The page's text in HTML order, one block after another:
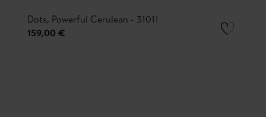
Dots, Powerful Cerulean - 31011
159,00 €